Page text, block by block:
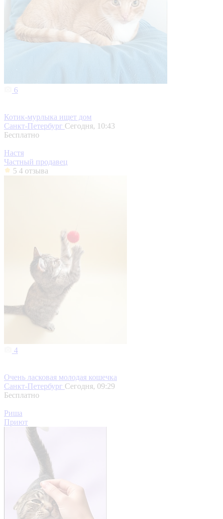
6
Котик-мурлыка ищет дом
Санкт-Петербург Сегодня, 10:43
Бесплатно
Настя
Частный продавец
5 4 отзыва
4
Очень ласковая молодая кошечка
Санкт-Петербург Сегодня, 09:29
Бесплатно
Риша
Приют